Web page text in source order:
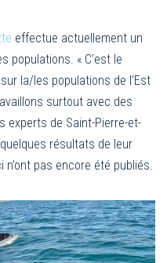
effectue actuellement un
populations. « C’est le
la/les populations de l’Est
surtout avec des
experts de Saint-Pierre-et-
résultats de leur
pas encore été publiés.